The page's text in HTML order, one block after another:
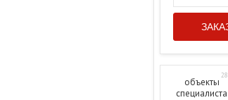
объекты
28
специалиста